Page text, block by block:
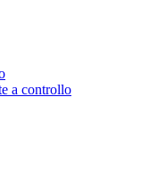
a controllo